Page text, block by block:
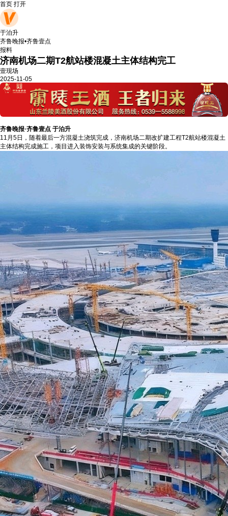
首页 打开
于泊升
齐鲁晚报•齐鲁壹点
报料
济南机场二期T2航站楼混凝土主体结构完工
壹现场
2025-11-05
齐鲁晚报·齐鲁壹点 于泊升
11月5日，随着最后一方混凝土浇筑完成，济南机场二期改扩建工程T2航站楼混凝土
主体结构完成施工，项目进入装饰安装与系统集成的关键阶段。